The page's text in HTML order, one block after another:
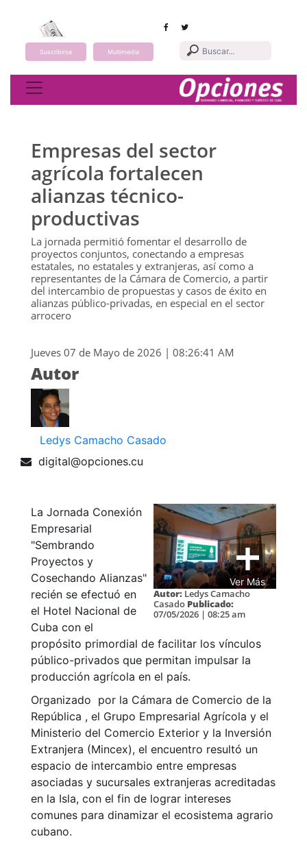
Suscribirse Multimedia
Toggle navigation
Empresas del sector
agrícola fortalecen
alianzas técnico-
productivas
La jornada permitió fomentar el desarrollo de
proyectos conjuntos, conectando a empresas
estatales, no estatales y extranjeras, así como a
representantes de la Cámara de Comercio, a partir
del intercambio de propuestas y casos de éxito en
alianzas público-privadas, en especial en el sector
arrocero
Jueves 07 de Mayo de 2026 | 08:26:41 AM
Autor
Ledys Camacho Casado
digital@opciones.cu
Ver Más
Autor: Ledys Camacho
Casado Publicado:
07/05/2026 | 08:25 am
La Jornada Conexión
Empresarial
"Sembrando
Proyectos y
Cosechando Alianzas"
recién se efectuó en
el Hotel Nacional de
Cuba con el
propósito primordial de facilitar los vínculos
público-privados que permitan impulsar la
producción agrícola en el país.
Organizado por la Cámara de Comercio de la
República , el Grupo Empresarial Agrícola y el
Ministerio del Comercio Exterior y la Inversión
Extranjera (Mincex), el encuentro resultó un
espacio de intercambio entre empresas
asociadas y sucursales extranjeras acreditadas
en la Isla, con el fin de lograr intereses
comunes para dinamizar el ecosistema agrario
cubano.